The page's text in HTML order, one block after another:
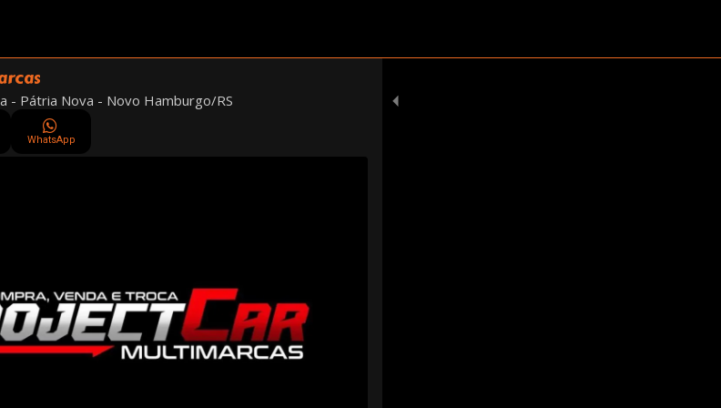
- Pátria Nova - Novo Hamburgo/RS
WhatsApp